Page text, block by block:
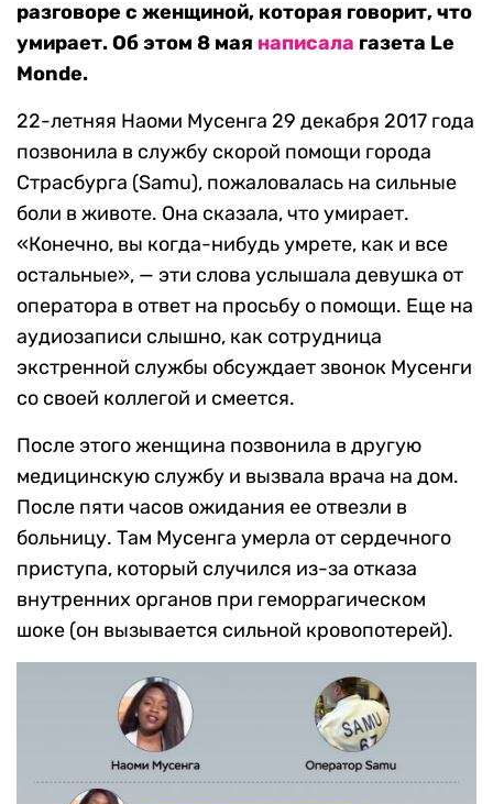
разговоре с женщиной, которая говорит, что
умирает. Об этом 8 мая написала газета Le
Monde.
22-летняя Наоми Мусенга 29 декабря 2017 года
позвонила в службу скорой помощи города
Страсбурга (Samu), пожаловалась на сильные
боли в животе. Она сказала, что умирает.
«Конечно, вы когда-нибудь умрете, как и все
остальные», — эти слова услышала девушка от
оператора в ответ на просьбу о помощи. Еще на
аудиозаписи слышно, как сотрудница
экстренной службы обсуждает звонок Мусенги
со своей коллегой и смеется.
После этого женщина позвонила в другую
медицинскую службу и вызвала врача на дом.
После пяти часов ожидания ее отвезли в
больницу. Там Мусенга умерла от сердечного
приступа, который случился из-за отказа
внутренних органов при геморрагическом
шоке (он вызывается сильной кровопотерей).